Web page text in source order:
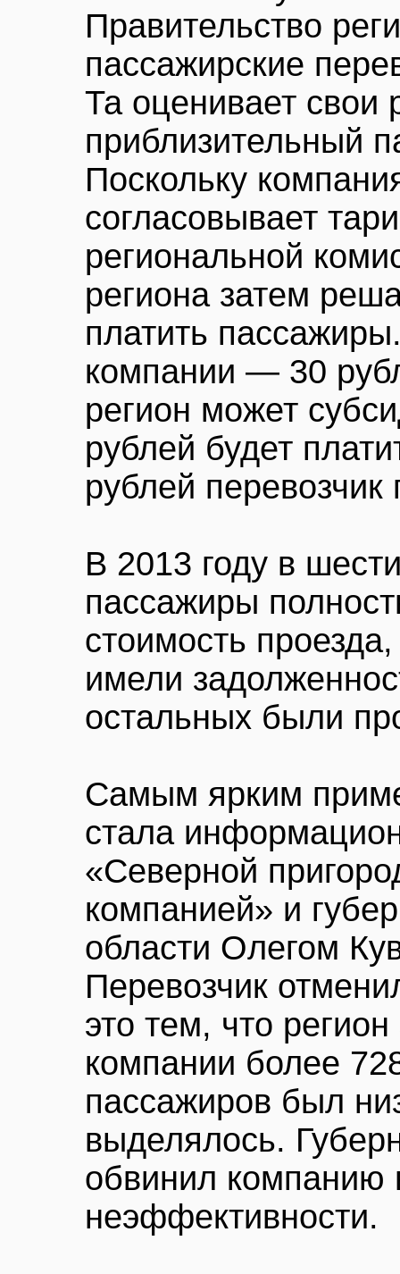
Правительство
пассажирские
Та оценивает свои
приблизительный
Поскольку
согласовывает
региональной
региона затем
платить
компании — 30
регион может
рублей будет
рублей перевозчик
В 2013 году в
пассажиры
стоимость
имели
остальных были
Самым ярким
стала
«Северной
компанией» и
области Олегом
Перевозчик
это тем, что
компании более
пассажиров был
выделялось.
обвинил компанию
неэффективности.